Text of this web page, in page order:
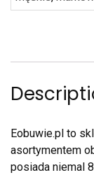
Eobuwie.pl to
asortymentem
posiada niemal